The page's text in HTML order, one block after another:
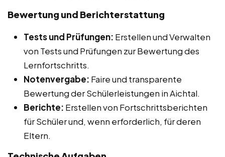
Bewertung und Berichterstattung
Tests und Prüfungen: Erstellen und Verwalten
von Tests und Prüfungen zur Bewertung des
Lernfortschritts.
Notenvergabe: Faire und transparente
Bewertung der Schülerleistungen in Aichtal.
Berichte: Erstellen von Fortschrittsberichten
für Schüler und, wenn erforderlich, für deren
Eltern.